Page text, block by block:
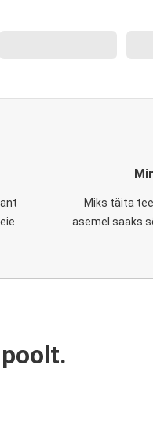
Miks täita
asemel saaks